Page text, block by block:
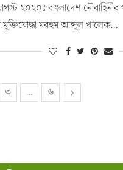
২০২০ঃ বাংলাদেশ নৌবাহিনীর
মরহুম আব্দুল খালেক…
৩ … ৬